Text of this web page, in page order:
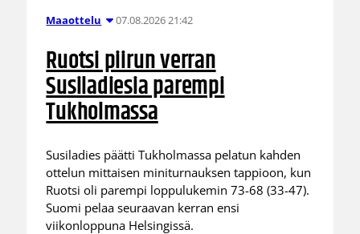
Maaottelu 07.08.2026 21:42
Ruotsi piirun verran
Susiladiesia parempi
Tukholmassa
Susiladies päätti Tukholmassa pelatun kahden
ottelun mittaisen miniturnauksen tappioon, kun
Ruotsi oli parempi loppulukemin 73-68 (33-47).
Suomi pelaa seuraavan kerran ensi
viikonloppuna Helsingissä.